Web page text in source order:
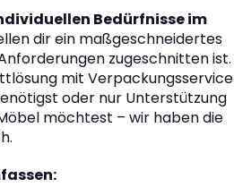
Bedürfnisse im
dir ein maßgeschneidertes
zugeschnitten ist.
mit Verpackungsservice
oder nur Unterstützung
möchtest – wir haben die